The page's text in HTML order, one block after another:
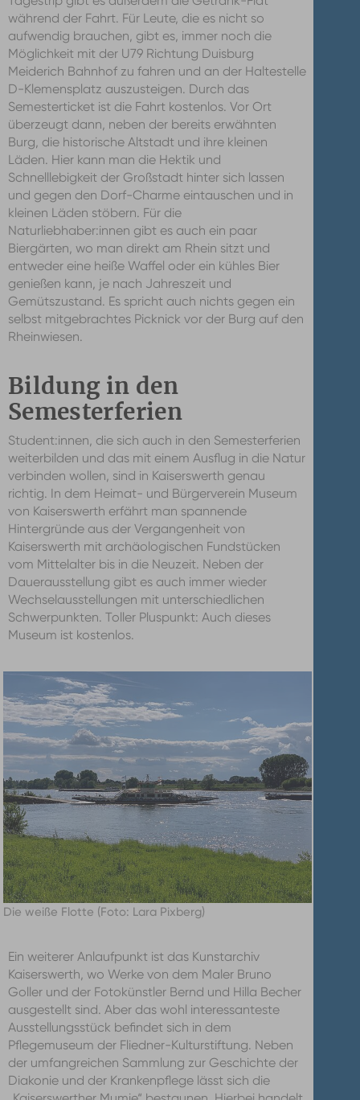
während der Fahrt. Für Leute, die es nicht so
aufwendig brauchen, gibt es, immer noch die
Möglichkeit mit der U79 Richtung Duisburg
Meiderich Bahnhof zu fahren und an der Haltestelle
D-Klemensplatz auszusteigen. Durch das
Semesterticket ist die Fahrt kostenlos. Vor Ort
überzeugt dann, neben der bereits erwähnten
Burg, die historische Altstadt und ihre kleinen
Läden. Hier kann man die Hektik und
Schnelllebigkeit der Großstadt hinter sich lassen
und gegen den Dorf-Charme eintauschen und in
kleinen Läden stöbern. Für die
Naturliebhaber:innen gibt es auch ein paar
Biergärten, wo man direkt am Rhein sitzt und
entweder eine heiße Waffel oder ein kühles Bier
genießen kann, je nach Jahreszeit und
Gemütszustand. Es spricht auch nichts gegen ein
selbst mitgebrachtes Picknick vor der Burg auf den
Rheinwiesen.
Bildung in den
Semesterferien
Student:innen, die sich auch in den Semesterferien
weiterbilden und das mit einem Ausflug in die Natur
verbinden wollen, sind in Kaiserswerth genau
richtig. In dem Heimat- und Bürgerverein Museum
von Kaiserswerth erfährt man spannende
Hintergründe aus der Vergangenheit von
Kaiserswerth mit archäologischen Fundstücken
vom Mittelalter bis in die Neuzeit. Neben der
Dauerausstellung gibt es auch immer wieder
Wechselausstellungen mit unterschiedlichen
Schwerpunkten. Toller Pluspunkt: Auch dieses
Museum ist kostenlos.
Die weiße Flotte (Foto: Lara Pixberg)
Ein weiterer Anlaufpunkt ist das Kunstarchiv
Kaiserswerth, wo Werke von dem Maler Bruno
Goller und der Fotokünstler Bernd und Hilla Becher
ausgestellt sind. Aber das wohl interessanteste
Ausstellungsstück befindet sich in dem
Pflegemuseum der Fliedner-Kulturstiftung. Neben
der umfangreichen Sammlung zur Geschichte der
Diakonie und der Krankenpflege lässt sich die